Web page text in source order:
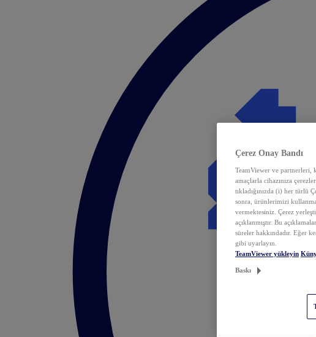
Çerez Onay Bandı
TeamViewer ve partnerleri,
amaçlarla cihazınıza
tıkladığınızda (i) her türlü
sonra, ürünlerimizi
vermektesiniz. Çerez
açıklanmıştır. Bu
süreler hakkındadır. Eğer
gibi uyarlayın.
TeamViewer yükleyin
Baskı